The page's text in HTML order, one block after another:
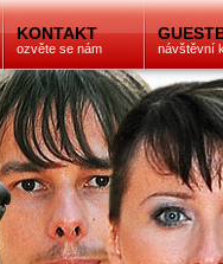
KONTAKT
ozvěte se nám návštěvní